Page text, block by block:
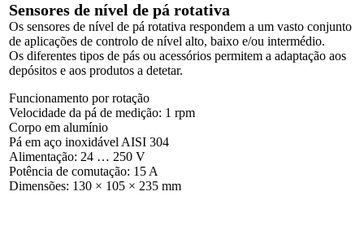
Sensores de nível de pá rotativa
Os sensores de nível de pá rotativa respondem a um vasto conjunto
de aplicações de controlo de nível alto, baixo e/ou intermédio.
Os diferentes tipos de pás ou acessórios permitem a adaptação aos
depósitos e aos produtos a detetar.
Funcionamento por rotação
Velocidade da pá de medição: 1 rpm
Corpo em alumínio
Pá em aço inoxidável AISI 304
Alimentação: 24 … 250 V
Potência de comutação: 15 A
Dimensões: 130 × 105 × 235 mm